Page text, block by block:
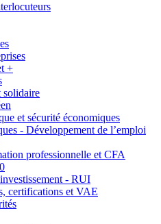
+
solidaire
et sécurité économiques
- Développement de l’emploi
professionnelle et CFA
- RUI
certifications et VAE